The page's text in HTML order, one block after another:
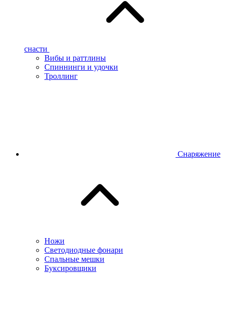
снасти
Вибы и раттлины
Спиннинги и удочки
Троллинг
Снаряжение
Ножи
Светодиодные фонари
Спальные мешки
Буксировщики